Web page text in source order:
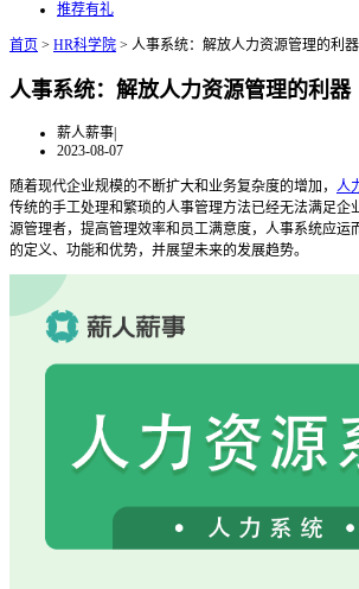
推荐有礼
首页 > HR科学院 > 人事系统：解放人力资源管理的利器
人事系统：解放人力资源管理的利器
薪人薪事|
2023-08-07
随着现代企业规模的不断扩大和业务复杂度的增加， 人
传统的手工处理和繁琐的人事管理方法已经无法满足企
源管理者，提高管理效率和员工满意度，人事系统应运
的定义、功能和优势，并展望未来的发展趋势。